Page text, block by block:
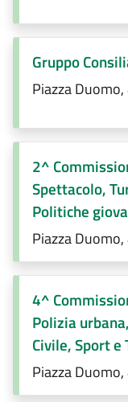
Gruppo
Piazza
2^
Spettacolo,
Politiche
servizi sociali,
competenza
Piazza
4^
Polizia
Civile, Sport e
Demografici,
Piazza